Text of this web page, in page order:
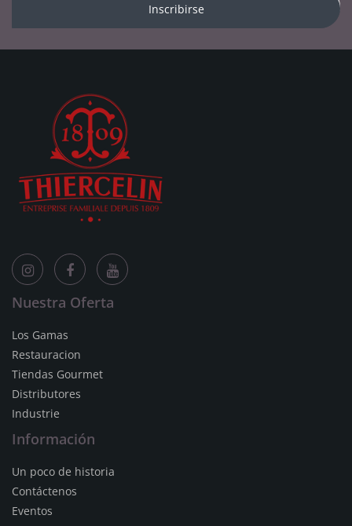
Inscribirse
Nuestra Oferta
Los Gamas
Restauracion
Tiendas Gourmet
Distributores
Industrie
Información
Un poco de historia
Contáctenos
Eventos